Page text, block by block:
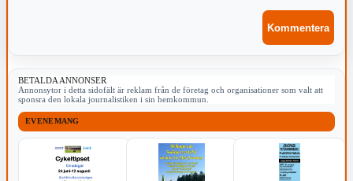
BETALDA ANNONSER
Annonsytor i detta sidofält är reklam från de företag och organisationer som valt att
sponsra den lokala journalistiken i sin hemkommun.
EVENEMANG